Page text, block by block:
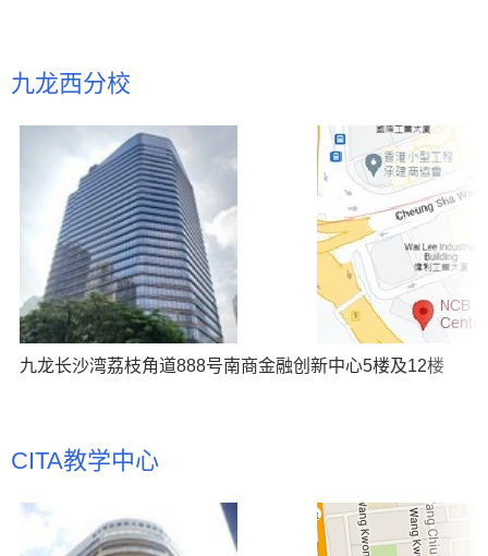
九龙西分校
九龙长沙湾荔枝角道888号南商金融创新中心5楼及12楼
CITA教学中心